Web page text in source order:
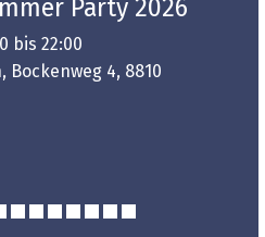
Party 2026
bis 22:00
Bockenweg 4, 8810